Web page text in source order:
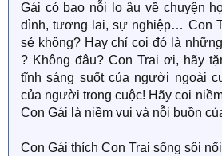
Gái có bao nỗi lo âu về chuyện
đình, tương lai, sự nghiệp… Con
sẻ không? Hay chỉ coi đó là
? Không đâu? Con Trai ơi, hãy
tĩnh sáng suốt của người ngoài
của người trong cuộc! Hãy coi
Con Gái là niềm vui và nỗi buồn
Con Gái thích Con Trai sống sôi